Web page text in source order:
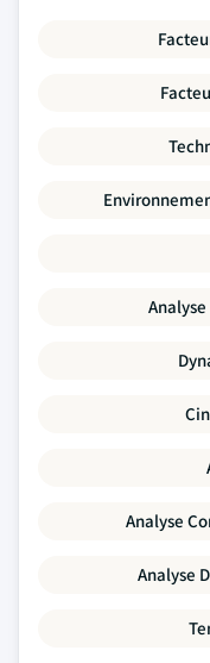
Analyse
Analyse